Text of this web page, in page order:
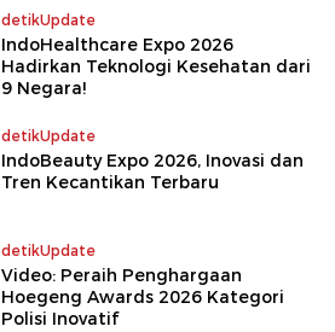
detikUpdate
IndoHealthcare Expo 2026
Hadirkan Teknologi Kesehatan dari
9 Negara!
detikUpdate
IndoBeauty Expo 2026, Inovasi dan
Tren Kecantikan Terbaru
detikUpdate
Video: Peraih Penghargaan
Hoegeng Awards 2026 Kategori
Polisi Inovatif